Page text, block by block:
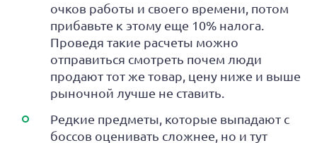
очков работы и своего времени, потом
прибавьте к этому еще 10% налога.
Проведя такие расчеты можно
отправиться смотреть почем люди
продают тот же товар, цену ниже и выше
рыночной лучше не ставить.
Редкие предметы, которые выпадают с
боссов оценивать сложнее, но и тут